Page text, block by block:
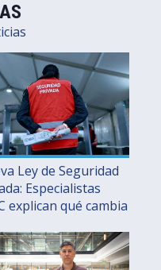
Ley de Seguridad
Especialistas
explican qué cambia